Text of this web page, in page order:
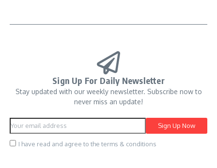
Sign Up For Daily Newsletter
Stay updated with our weekly newsletter. Subscribe now to
never miss an update!
I have read and agree to the terms & conditions